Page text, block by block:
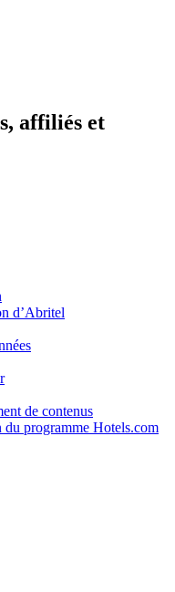
affiliés et
d’Abritel
de contenus
du programme Hotels.com